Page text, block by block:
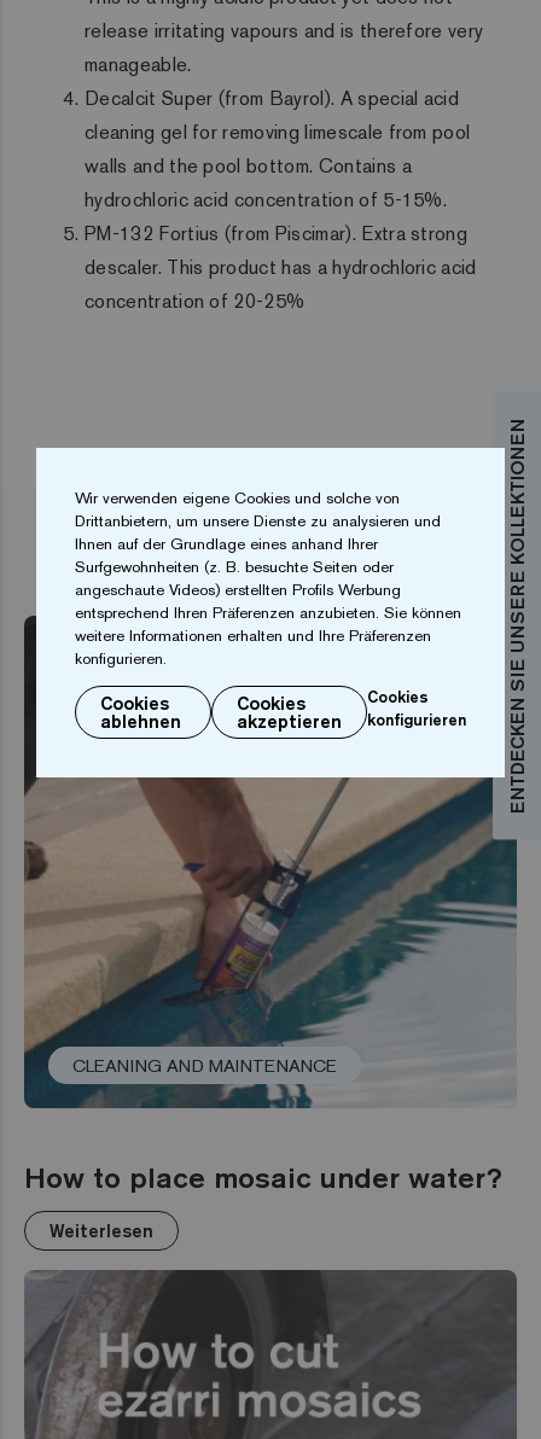
release irritating vapours and is therefore very
manageable.
Decalcit Super (from Bayrol). A special acid
cleaning gel for removing limescale from pool
walls and the pool bottom. Contains a
hydrochloric acid concentration of 5-15%.
PM-132 Fortius (from Piscimar). Extra strong
descaler. This product has a hydrochloric acid
concentration of 20-25%
ENTDECKEN SIE UNSERE KOLLEKTIONEN
VERWANDTE ARTIKEL
CLEANING AND MAINTENANCE
How to place mosaic under water?
Weiterlesen
Wir verwenden eigene Cookies und solche von
Drittanbietern, um unsere Dienste zu analysieren und
Ihnen auf der Grundlage eines anhand Ihrer
Surfgewohnheiten (z. B. besuchte Seiten oder
angeschaute Videos) erstellten Profils Werbung
entsprechend Ihren Präferenzen anzubieten. Sie können
weitere Informationen erhalten und Ihre Präferenzen
konfigurieren.
Cookies
ablehnen
Cookies
akzeptieren
Cookies
konfigurieren